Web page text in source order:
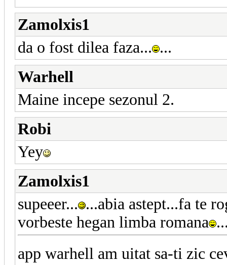
Zamolxis1
da o fost dilea faza... ...
Warhell
Maine incepe sezonul 2.
Robi
Yey
Zamolxis1
supeeer... ...abia astept...fa te
vorbeste hegan limba romana
app warhell am uitat sa-ti zic